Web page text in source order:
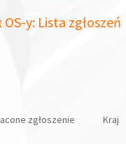
y: Lista zgłoszeń
zgłoszenie Kraj